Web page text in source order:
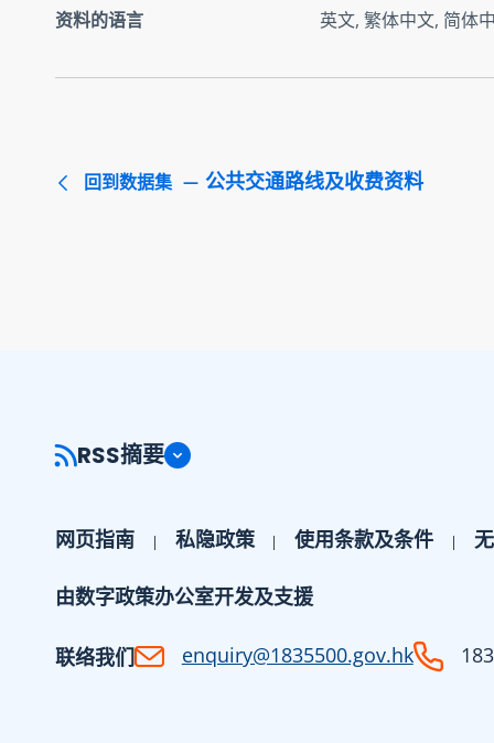
资料的语言
英文, 繁体中文, 简体
回到数据集 公共交通路线及收费资料
RSS摘要
网页指南 私隐政策 使用条款及条件
由数字政策办公室开发及支援
联络我们 enquiry@1835500.gov.hk